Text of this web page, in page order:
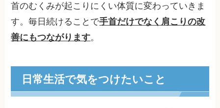
首のむくみが起こりにくい体質に変わっていきま
す。毎日続けることで手首だけでなく肩こりの改
善にもつながります。
日常生活で気をつけたいこと